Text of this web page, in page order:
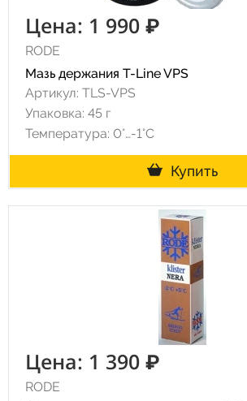
Цена: 1 990 ₽
RODE
Мазь держания T-Line VPS
Артикул: TLS-VPS
Упаковка: 45 г
Температура: 0°…-1°C
Купить
Цена: 1 390 ₽
RODE